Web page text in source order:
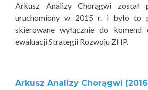
Arkusz Analizy Chorągwi został
uruchomiony w 2015 r. i było to
skierowane wyłącznie do komend
ewaluacji Strategii Rozwoju ZHP.
Arkusz Analizy Chorągwi